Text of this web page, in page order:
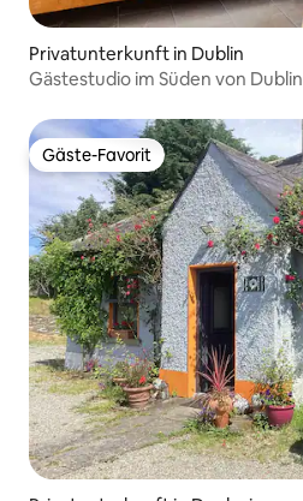
Privatunterkunft in Dublin
Gästestudio im Süden von Dublin
Gäste-Favorit
Gäste-Favorit